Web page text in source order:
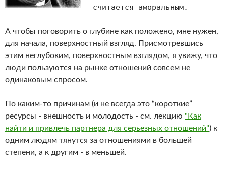
считается аморальным.
А чтобы поговорить о глубине как положено, мне нужен,
для начала, поверхностный взгляд. Присмотревшись
этим неглубоким, поверхностным взглядом, я увижу, что
люди пользуются на рынке отношений совсем не
одинаковым спросом.
По каким-то причинам (и не всегда это “короткие”
ресурсы - внешность и молодость - см. лекцию "Как
найти и привлечь партнера для серьезных отношений") к
одним людям тянутся за отношениями в большей
степени, а к другим - в меньшей.